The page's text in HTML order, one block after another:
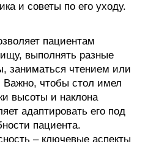
и советы по его уходу.
пациентам
выполнять разные
заниматься чтением или
Важно, чтобы стол имел
высоты и наклона
адаптировать его под
пациента.
– ключевые аспекты